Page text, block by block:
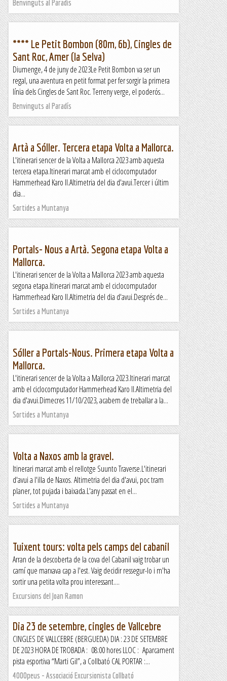
Benvinguts al Paradís
**** Le Petit Bombon (80m, 6b), Cingles de
Sant Roc, Amer (la Selva)
Diumenge, 4 de juny de 2023Le Petit Bombon va ser un
regal, una aventura en petit format per fer sorgir la primera
línia dels Cingles de Sant Roc. Terreny verge, el poderós...
Benvinguts al Paradís
Artà a Sóller. Tercera etapa Volta a Mallorca.
L'itinerari sencer de la Volta a Mallorca 2023 amb aquesta
tercera etapa.Itinerari marcat amb el ciclocomputador
Hammerhead Karo II.Altimetria del dia d'avui.Tercer i últim
dia...
Sortides a Muntanya
Portals- Nous a Artà. Segona etapa Volta a
Mallorca.
L'itinerari sencer de la Volta a Mallorca 2023 amb aquesta
segona etapa.Itinerari marcat amb el ciclocomputador
Hammerhead Karo II.Altimetria del dia d'avui.Després de...
Sortides a Muntanya
Sóller a Portals-Nous. Primera etapa Volta a
Mallorca.
L'itinerari sencer de la Volta a Mallorca 2023.Itinerari marcat
amb el ciclocomputador Hammerhead Karo II.Altimetria del
dia d'avui.Dimecres 11/10/2023, acabem de treballar a la...
Sortides a Muntanya
Volta a Naxos amb la gravel.
Itinerari marcat amb el rellotge Suunto Traverse.L'itinerari
d'avui a l'illa de Naxos. Altimetria del dia d'avui, poc tram
planer, tot pujada i baixada.L'any passat en el...
Sortides a Muntanya
Tuixent tours: volta pels camps del cabanil
Arran de la descoberta de la cova del Cabanil vaig trobar un
camí que marxava cap a l'est. Vaig decidir ressegur-lo i m'ha
sortir una petita volta prou interessant....
Excursions del Joan Ramon
Dia 23 de setembre, cingles de Vallcebre
CINGLES DE VALLCEBRE (BERGUEDA) DIA : 23 DE SETEMBRE
DE 2023 HORA DE TROBADA : 08:00 hores LLOC : Aparcament
pista esportiva “Marti Gil”, a Collbató CAL PORTAR :...
4000peus - Associació Excursionista Collbató